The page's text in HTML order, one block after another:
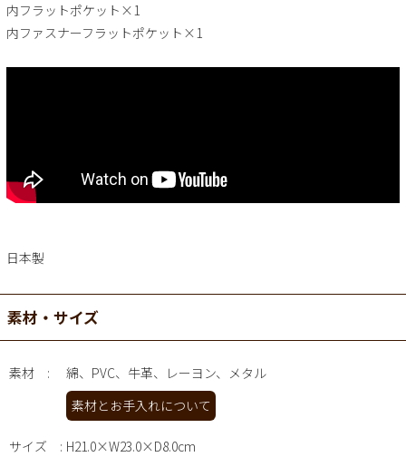
内フラットポケット×1
内ファスナーフラットポケット×1
日本製
素材・サイズ
素材
綿、PVC、牛革、レーヨン、メタル
素材とお手入れについて
サイズ
H21.0×W23.0×D8.0cm